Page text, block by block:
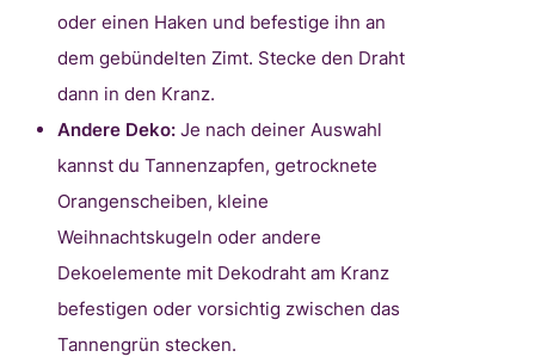
oder einen Haken und befestige ihn an
dem gebündelten Zimt. Stecke den Draht
dann in den Kranz.
Andere Deko: Je nach deiner Auswahl
kannst du Tannenzapfen, getrocknete
Orangenscheiben, kleine
Weihnachtskugeln oder andere
Dekoelemente mit Dekodraht am Kranz
befestigen oder vorsichtig zwischen das
Tannengrün stecken.